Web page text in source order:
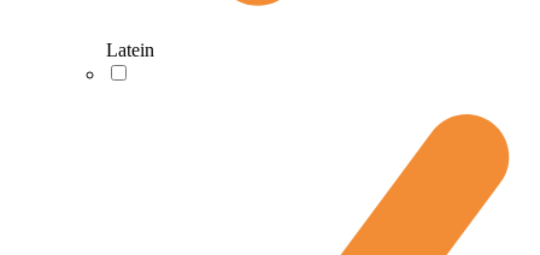
Latein